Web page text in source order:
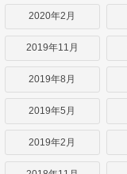
2020年2月
2019年11月
2019年8月
2019年5月
2019年2月